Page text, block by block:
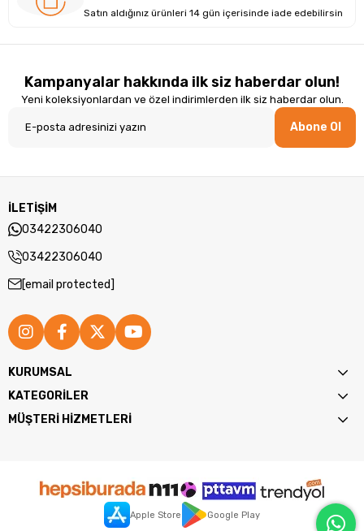
Satın aldığınız ürünleri 14 gün içerisinde iade edebilirsin
Kampanyalar hakkında ilk siz haberdar olun!
Yeni koleksiyonlardan ve özel indirimlerden ilk siz haberdar olun.
Abone Ol
İLETİŞİM
03422306040
03422306040
[email protected]
KURUMSAL
KATEGORİLER
MÜŞTERİ HİZMETLERİ
Apple Store Google Play